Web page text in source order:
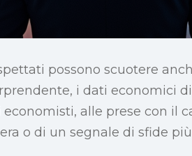
possono scuotere
i dati economici
economisti, alle prese con il
o di un segnale di sfide